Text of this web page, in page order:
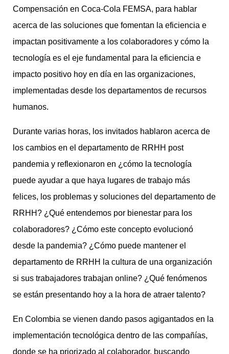
Compensación en Coca-Cola FEMSA, para hablar
acerca de las soluciones que fomentan la eficiencia e
impactan positivamente a los colaboradores y cómo la
tecnología es el eje fundamental para la eficiencia e
impacto positivo hoy en día en las organizaciones,
implementadas desde los departamentos de recursos
humanos.
Durante varias horas, los invitados hablaron acerca de
los cambios en el departamento de RRHH post
pandemia y reflexionaron en ¿cómo la tecnología
puede ayudar a que haya lugares de trabajo más
felices, los problemas y soluciones del departamento de
RRHH? ¿Qué entendemos por bienestar para los
colaboradores? ¿Cómo este concepto evolucionó
desde la pandemia? ¿Cómo puede mantener el
departamento de RRHH la cultura de una organización
si sus trabajadores trabajan online? ¿Qué fenómenos
se están presentando hoy a la hora de atraer talento?
En Colombia se vienen dando pasos agigantados en la
implementación tecnológica dentro de las compañías,
donde se ha priorizado al colaborador, buscando